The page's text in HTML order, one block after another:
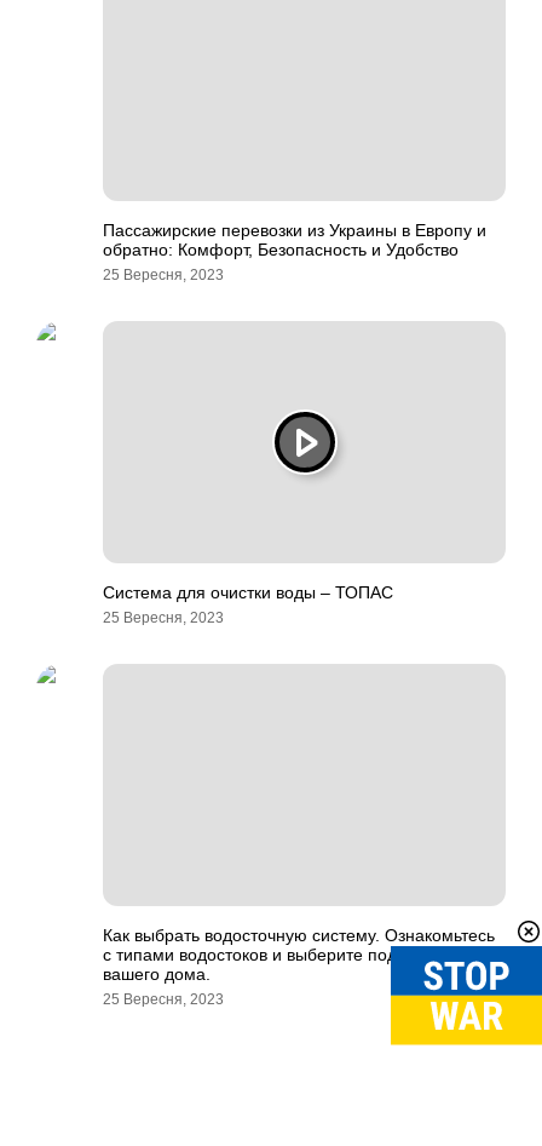
Пассажирские перевозки из Украины в Европу и
обратно: Комфорт, Безопасность и Удобство
25 Вересня, 2023
Система для очистки воды – ТОПАС
25 Вересня, 2023
Как выбрать водосточную систему. Ознакомьтесь
с типами водостоков и выберите подходящий для
вашего дома.
25 Вересня, 2023